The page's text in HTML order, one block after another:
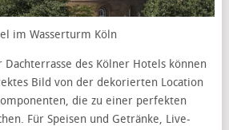
im Wasserturm Köln
des Kölner Hotels können
Bild von der dekorierten Location
die zu einer perfekten
Für Speisen und Getränke, Live-